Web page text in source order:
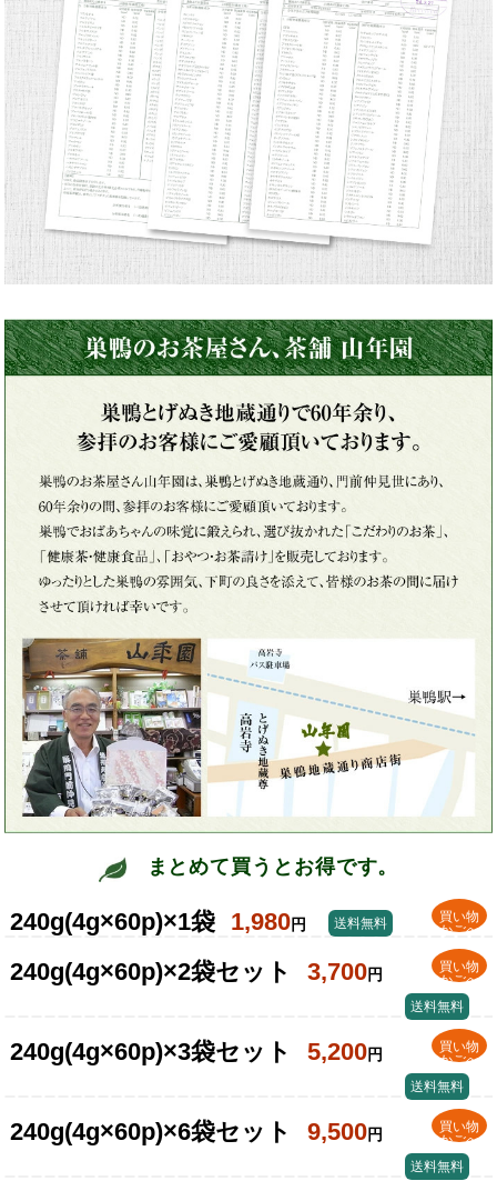
まとめて買うとお得です。
240g(4g×60p)×1袋 1,980円
買い物
かごへ
送料無料
240g(4g×60p)×2袋セット 3,700円
買い物
かごへ
送料無料
240g(4g×60p)×3袋セット 5,200円
買い物
かごへ
送料無料
240g(4g×60p)×6袋セット 9,500円
買い物
かごへ
送料無料